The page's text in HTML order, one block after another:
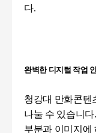
다.
완벽한 디지털 작업
청강대 만화콘텐
나눌 수 있습니다.
부분과 이미지에